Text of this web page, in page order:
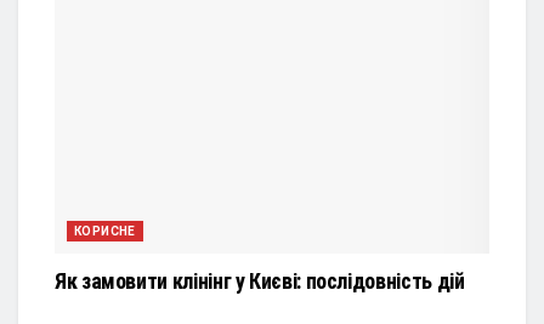
КОРИСНЕ
Як замовити клінінг у Києві: послідовність дій